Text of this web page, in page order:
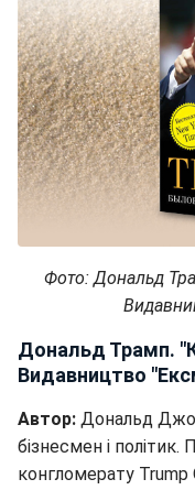
Фото: Дональд
Дональд Трамп.
Видавництво
Автор: Дональд
бізнесмен і
конгломерату Trump